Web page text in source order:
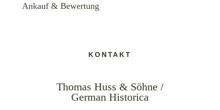
Ankauf & Bewertung
KONTAKT
Thomas Huss & Söhne /
German Historica